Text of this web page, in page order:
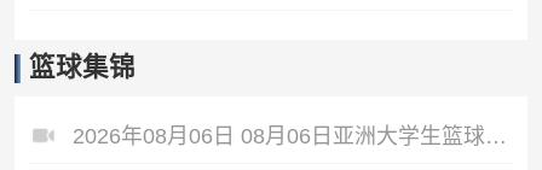
篮球集锦
2026年08月06日 08月06日亚洲大学生篮球联赛8强赛 清华大学 85 - 81 菲律宾大学 集锦